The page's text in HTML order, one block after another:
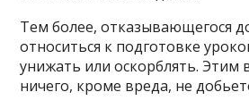
Тем более, отказывающегося
относиться к подготовке
унижать или оскорблять. Этим
ничего, кроме вреда, не